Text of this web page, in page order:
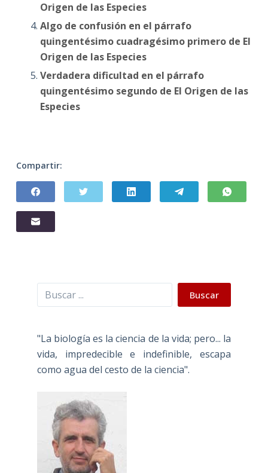
Origen de las Especies
Algo de confusión en el párrafo
quingentésimo cuadragésimo primero de El
Origen de las Especies
Verdadera dificultad en el párrafo
quingentésimo segundo de El Origen de las
Especies
Compartir:
Buscar Buscar
"La biología es la ciencia de la vida; pero... la
vida, impredecible e indefinible, escapa
como agua del cesto de la ciencia".